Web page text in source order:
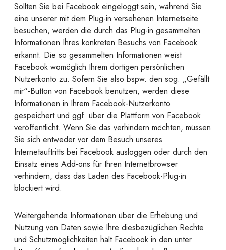
Sollten Sie bei Facebook eingeloggt sein, während Sie
eine unserer mit dem Plug-in versehenen Internetseite
besuchen, werden die durch das Plug-in gesammelten
Informationen Ihres konkreten Besuchs von Facebook
erkannt. Die so gesammelten Informationen weist
Facebook womöglich Ihrem dortigen persönlichen
Nutzerkonto zu. Sofern Sie also bspw. den sog. „Gefällt
mir“-Button von Facebook benutzen, werden diese
Informationen in Ihrem Facebook-Nutzerkonto
gespeichert und ggf. über die Plattform von Facebook
veröffentlicht. Wenn Sie das verhindern möchten, müssen
Sie sich entweder vor dem Besuch unseres
Internetauftritts bei Facebook ausloggen oder durch den
Einsatz eines Add-ons für Ihren Internetbrowser
verhindern, dass das Laden des Facebook-Plug-in
blockiert wird.
Weitergehende Informationen über die Erhebung und
Nutzung von Daten sowie Ihre diesbezüglichen Rechte
und Schutzmöglichkeiten hält Facebook in den unter